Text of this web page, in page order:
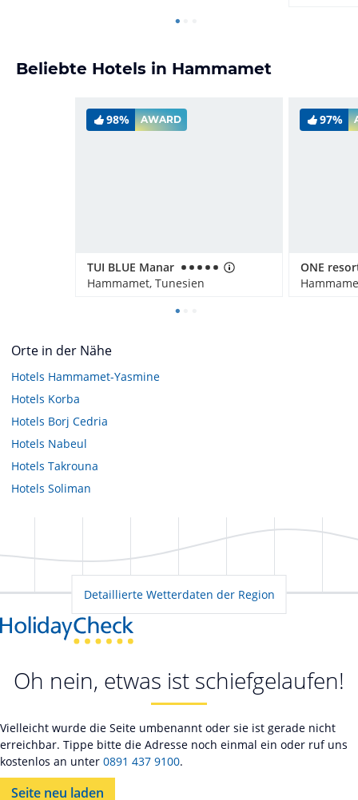
Beliebte Hotels in Hammamet
98% AWARD
TUI BLUE Manar
Hammamet, Tunesien
97%
Orte in der Nähe
Hotels Hammamet-Yasmine
Hotels Korba
Hotels Borj Cedria
Hotels Nabeul
Hotels Takrouna
Hotels Soliman
Detaillierte Wetterdaten der Region
Oh nein, etwas ist schiefgelaufen!
Vielleicht wurde die Seite umbenannt oder sie ist gerade nicht
erreichbar. Tippe bitte die Adresse noch einmal ein oder ruf uns
kostenlos an unter 0891 437 9100.
Seite neu laden